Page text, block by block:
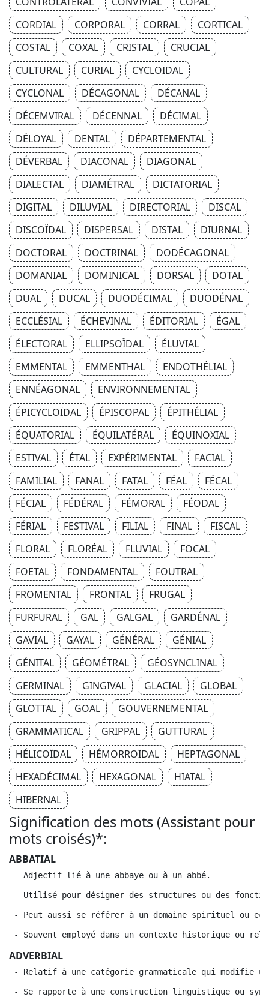
CORDIAL
CORPORAL CORRAL
CORTICAL
COSTAL
COXAL CRISTAL
CRUCIAL
CULTURAL
CURIAL
CYCLOÏDAL
CYCLONAL
DÉCAGONAL
DÉCANAL
DÉCEMVIRAL
DÉCENNAL
DÉCIMAL
DÉLOYAL
DENTAL
DÉPARTEMENTAL
DÉVERBAL
DIACONAL
DIAGONAL
DIALECTAL
DIAMÉTRAL
DICTATORIAL
DIGITAL
DILUVIAL DIRECTORIAL
DISCAL
DISCOÏDAL
DISPERSAL DISTAL
DIURNAL
DOCTORAL
DOCTRINAL
DODÉCAGONAL
DOMANIAL
DOMINICAL DORSAL
DOTAL
DUAL
DUCAL DUODÉCIMAL
DUODÉNAL
ECCLÉSIAL
ÉCHEVINAL ÉDITORIAL
ÉGAL
ÉLECTORAL
ELLIPSOÏDAL
ÉLUVIAL
EMMENTAL
EMMENTHAL
ENDOTHÉLIAL
ENNÉAGONAL
ENVIRONNEMENTAL
ÉPICYCLOÏDAL
ÉPISCOPAL
ÉPITHÉLIAL
ÉQUATORIAL
ÉQUILATÉRAL
ÉQUINOXIAL
ESTIVAL
ÉTAL EXPÉRIMENTAL
FACIAL
FAMILIAL
FANAL FATAL FÉAL
FÉCAL
FÉCIAL
FÉDÉRAL FÉMORAL
FÉODAL
FÉRIAL
FESTIVAL FILIAL FINAL
FISCAL
FLORAL
FLORÉAL FLUVIAL
FOCAL
FOETAL
FONDAMENTAL
FOUTRAL
FROMENTAL
FRONTAL
FRUGAL
FURFURAL
GAL GALGAL
GARDÉNAL
GAVIAL
GAYAL GÉNÉRAL
GÉNIAL
GÉNITAL
GÉOMÉTRAL
GÉOSYNCLINAL
GERMINAL
GINGIVAL GLACIAL
GLOBAL
GLOTTAL
GOAL
GOUVERNEMENTAL
GRAMMATICAL
GRIPPAL
GUTTURAL
HÉLICOÏDAL
HÉMORROÏDAL
HEPTAGONAL
HEXADÉCIMAL
HEXAGONAL
HIATAL
HIBERNAL
Signification des mots (Assistant pour
mots croisés)*:
ABBATIAL
- Adjectif lié à une abbaye ou à un abbé.
- Utilisé pour désigner des structures ou des
- Peut aussi se référer à un domaine spirituel ou
- Souvent employé dans un contexte historique ou
ADVERBIAL
- Relatif à une catégorie grammaticale qui modifie un
- Se rapporte à une construction linguistique ou